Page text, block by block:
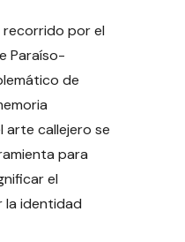
recorrido por el
Paraíso-
de
arte callejero se
para
el
identidad